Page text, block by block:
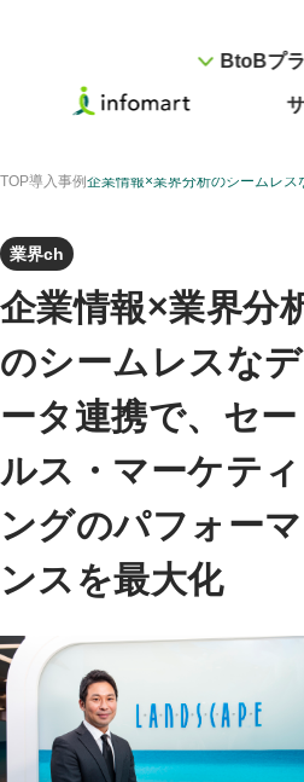
BtoBプ
TOP導入事例企業情報×業界分析のシームレ
業界ch
企業情報×業界分
のシームレスなデ
ータ連携で、セー
ルス・マーケティ
ングのパフォーマ
ンスを最大化